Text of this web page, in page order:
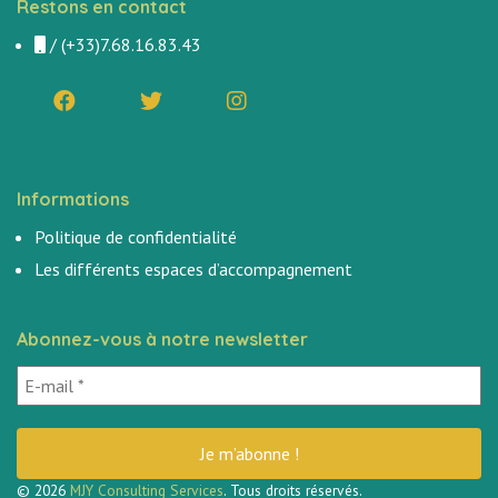
Restons en contact
/ (+33)7.68.16.83.43
Informations
Politique de confidentialité
Les différents espaces d’accompagnement
Abonnez-vous à notre newsletter
© 2026 MJY Consulting Services. Tous droits réservés.